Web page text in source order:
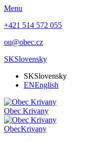
Menu
+421 514 572 055
ou@obec.cz
SKSlovensky
SKSlovensky
ENEnglish
Obec Krivany
ObecKrivany